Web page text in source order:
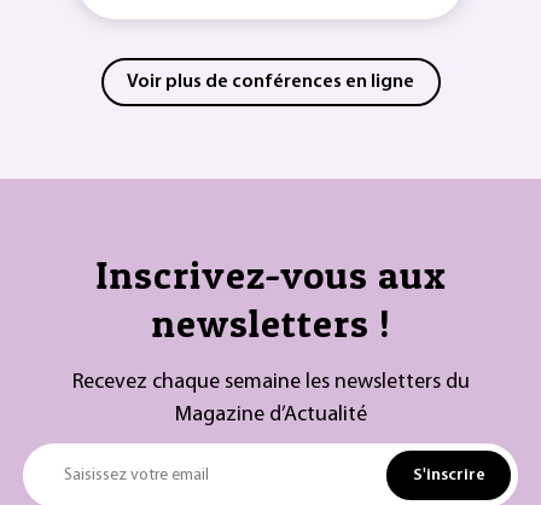
Voir plus de conférences en ligne
Inscrivez-vous aux
newsletters !
Recevez chaque semaine les newsletters du
Magazine d’Actualité
Saisissez votre email S'inscrire